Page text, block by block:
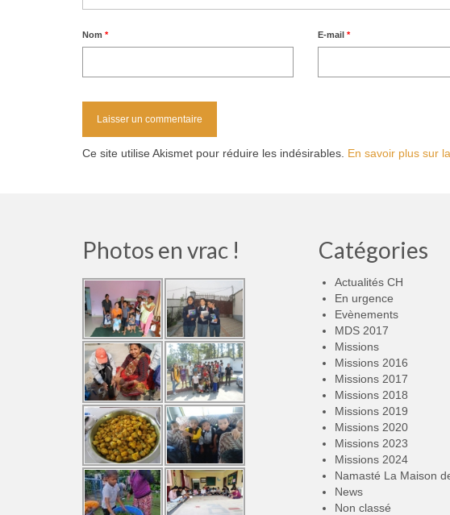
Nom * E-mail*
Ce site utilise Akismet pour réduire les indésirables. En savoir plus sur
Photos en vrac ! Catégories
Actualités CH
En urgence
Evènements
MDS 2017
Missions
Missions 2016
Missions 2017
Missions 2018
Missions 2019
Missions 2020
Missions 2023
Missions 2024
Namasté La Maison
News
Non classé